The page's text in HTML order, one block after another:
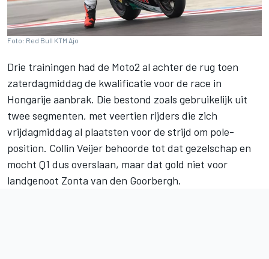
Foto: Red Bull KTM Ajo
Drie trainingen had de Moto2 al achter de rug toen
zaterdagmiddag de kwalificatie voor de race in
Hongarije aanbrak. Die bestond zoals gebruikelijk uit
twee segmenten, met veertien rijders die zich
vrijdagmiddag al plaatsten voor de strijd om pole-
position. Collin Veijer behoorde tot dat gezelschap en
mocht Q1 dus overslaan, maar dat gold niet voor
landgenoot Zonta van den Goorbergh.